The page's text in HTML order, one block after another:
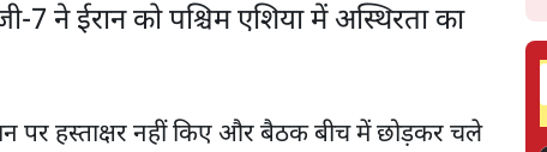
7 ने ईरान को पश्चिम एशिया में अस्थिरता का
पर हस्ताक्षर नहीं किए और बैठक बीच में छोड़कर चले